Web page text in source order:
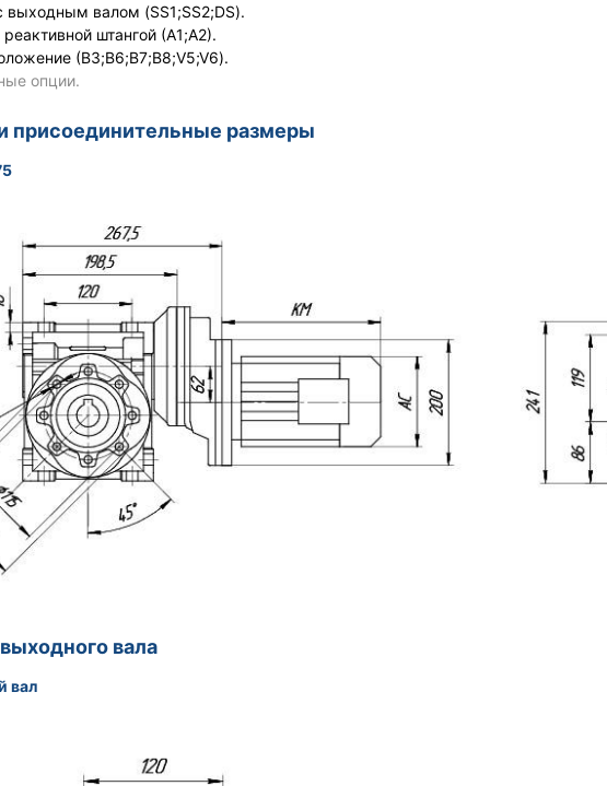
выходным валом (SS1;SS2;DS).
штангой (А1;А2).
(В3;В6;В7;В8;V5;V6).
опции.
присоединительные размеры
вала
вал